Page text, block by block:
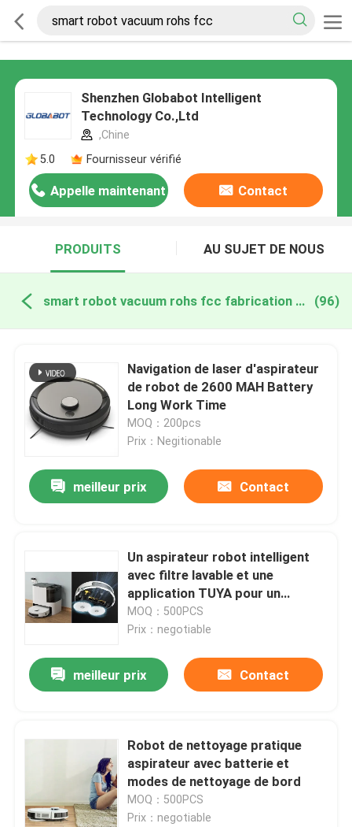
Shenzhen Globabot Intelligent
Technology Co.,Ltd
,Chine
5.0
Fournisseur vérifié
Appelle maintenant Contact
PRODUITS AU SUJET DE NOUS
smart robot vacuum rohs fcc fabrication en ligne (96)
Navigation de laser d'aspirateur
de robot de 2600 MAH Battery
Long Work Time
MOQ：200pcs
Prix：Negitionable
meilleur prix Contact
Un aspirateur robot intelligent
avec filtre lavable et une
application TUYA pour un
nettoyage sans tracas
MOQ：500PCS
Prix：negotiable
meilleur prix Contact
Robot de nettoyage pratique
aspirateur avec batterie et
modes de nettoyage de bord
MOQ：500PCS
Prix：negotiable